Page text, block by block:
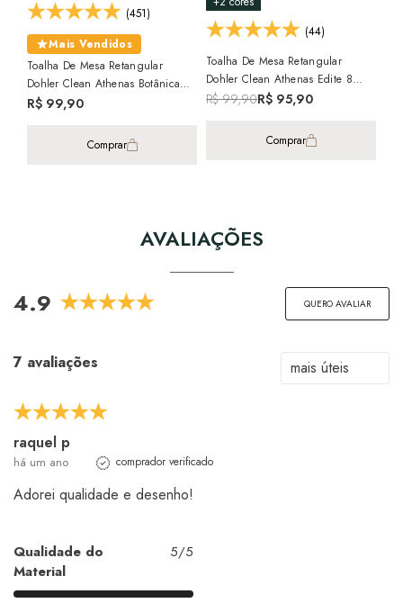
(451)
Mais Vendidos
Toalha De Mesa Retangular
Dohler Clean Athenas Botânica
Folhas 8 Lugares 1,60m X 2,50m
R$ 99,90
Comprar
(44)
Toalha De Mesa Retangular
Dohler Clean Athenas Edite 8
Lugares 1,60m X 2,50m
R$ 99,90R$ 95,90
Comprar
AVALIAÇÕES
4.9 QUERO AVALIAR
7 avaliações
raquel p
há um ano comprador verificado
Adorei qualidade e desenho!
Qualidade do
Material
5/5